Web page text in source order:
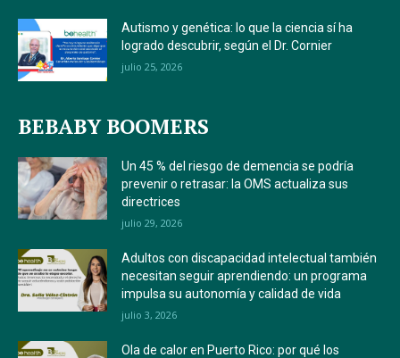
Autismo y genética: lo que la ciencia sí ha
logrado descubrir, según el Dr. Cornier
julio 25, 2026
BEBABY BOOMERS
Un 45 % del riesgo de demencia se podría
prevenir o retrasar: la OMS actualiza sus
directrices
julio 29, 2026
Adultos con discapacidad intelectual también
necesitan seguir aprendiendo: un programa
impulsa su autonomía y calidad de vida
julio 3, 2026
Ola de calor en Puerto Rico: por qué los